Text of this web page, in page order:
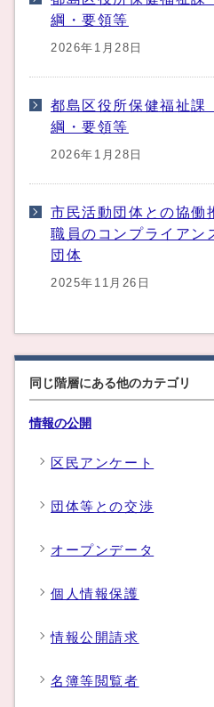
綱・要領等
2026年1月28日
都島区役所保健福祉課
綱・要領等
2026年1月28日
市民活動団体との協働
職員のコンプライアン
団体
2025年11月26日
同じ階層にある他のカテゴリ
情報の公開
区民アンケート
団体等との交渉
オープンデータ
個人情報保護
情報公開請求
名簿等閲覧者